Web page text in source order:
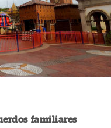
familiares